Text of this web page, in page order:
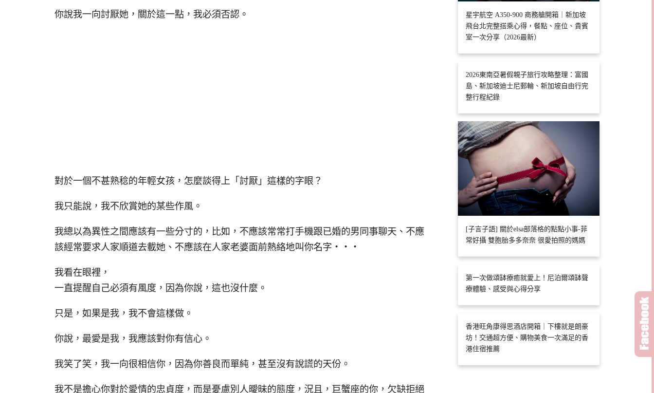
你說我一向討厭她，關於這一點，我必須否認。
對於一個不甚熟稔的年輕女孩，怎麼談得上「討厭」這樣的字眼？
我只能說，我不欣賞她的某些作風。
我總以為異性之間應該有一些分寸的，比如，不應該常常打手機跟已婚的男同事聊天、不應
該經常要求人家順道去載她、不應該在人家老婆面前熱絡地叫你名字‧‧‧
我看在眼裡，
一直提醒自己必須有風度，因為你說，這也沒什麼。
只是，如果是我，我不會這樣做。
你說，最愛是我，我應該對你有信心。
我笑了笑，我一向很相信你，因為你善良而單純，甚至沒有說謊的天份。
我不是擔心你對於愛情的忠貞度，而是憂慮別人曖昧的態度，況且，巨蟹座的你，欠缺拒絕
星宇航空 A350-900 商務艙開箱｜新加坡
飛台北完整搭乘心得，餐點、座位、貴賓
室一次分享（2026最新）
2026東南亞暑假親子旅行攻略整理：富國
島、新加坡迪士尼郵輪、新加坡自由行完
整行程紀錄
[子言子語] 關於elsa部落格的點點小事-菲
常好攝 雙胞胎多多奈奈 很愛拍照的媽媽
第一次做頌缽療癒就愛上！尼泊爾頌缽聲
療體驗、感受與心得分享
香港旺角康得思酒店開箱｜下樓就是朗豪
坊！交通超方便、購物美食一次滿足的香
港住宿推薦